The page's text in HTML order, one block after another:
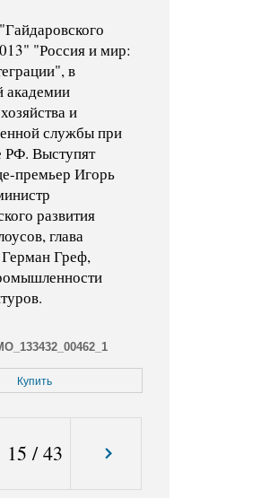
"Россия и мир:
в
академии
и
службы при
РФ. Выступят
премьер Игорь
развития
глава
Греф,
jpg
(Мбайт):
Купить
15 /43